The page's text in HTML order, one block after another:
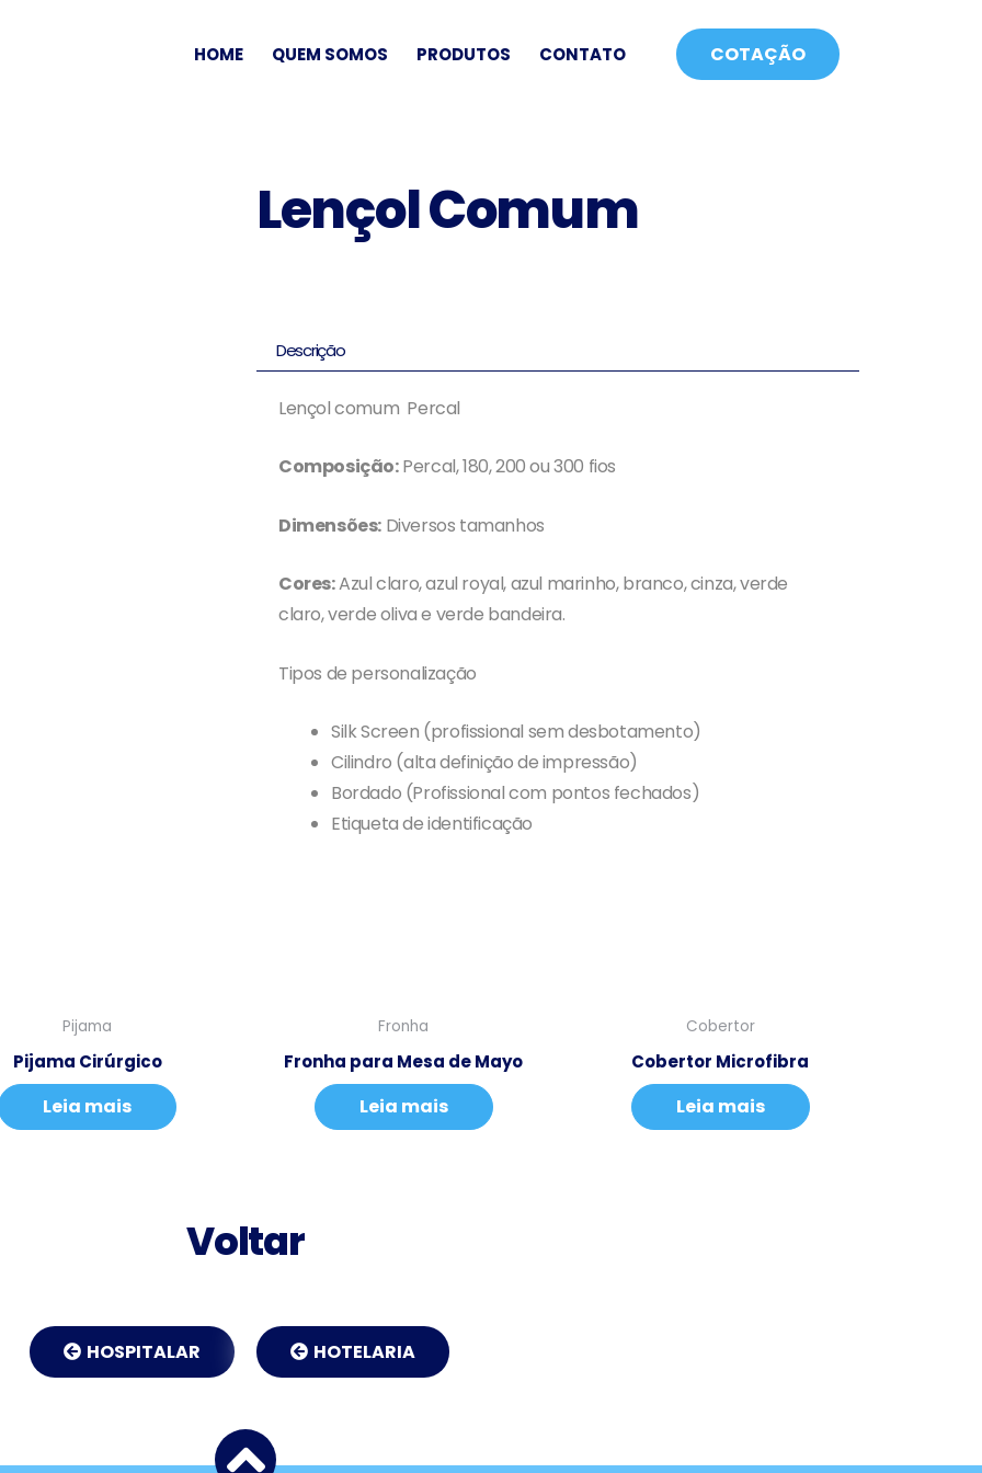
HOME QUEM SOMOS PRODUTOS CONTATO COTAÇÃO
Lençol Comum
Descrição
Lençol comum Percal
Composição:Percal, 180, 200 ou 300 fios
Dimensões: Diversos tamanhos
Cores:Azul claro, azul royal, azul marinho, branco, cinza, verde
claro, verde oliva e verde bandeira.
Tipos de personalização
Silk Screen (profissional sem desbotamento)
Cilindro (alta definição de impressão)
Bordado (Profissional com pontos fechados)
Etiqueta de identificação
Pijama
Pijama Cirúrgico
Leia mais
Fronha
Fronha para Mesa de Mayo
Leia mais
Cobertor
Cobertor Microfibra
Leia mais
Voltar
HOSPITALAR HOTELARIA